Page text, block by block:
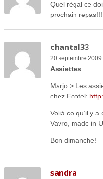
Quel régal ce
prochain repas!!!
chantal33
20 septembre 2009
Assiettes
Marjo > Les
chez Ecotel:
Volià ce qu’il y
Vavro, made in
Bon dimanche!
sandra